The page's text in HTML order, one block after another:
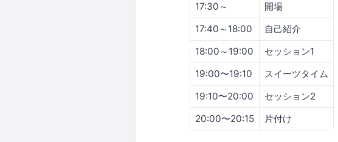
17:30～
開場
17:40～18:00
自己紹介
18:00～19:00
セッション1
19:00〜19:10
スイーツタイム
19:10〜20:00
セッション2
20:00〜20:15
片付け